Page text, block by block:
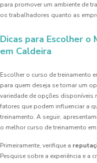
para promover um ambiente de
os trabalhadores quanto as
Dicas para Escolher
em Caldeira
Escolher o curso de treinamento
para quem deseja se tornar um
variedade de opções disponíveis
fatores que podem influenciar a
treinamento. A seguir,
o melhor curso de treinamento
Primeiramente, verifique a
Pesquise sobre a experiência e a